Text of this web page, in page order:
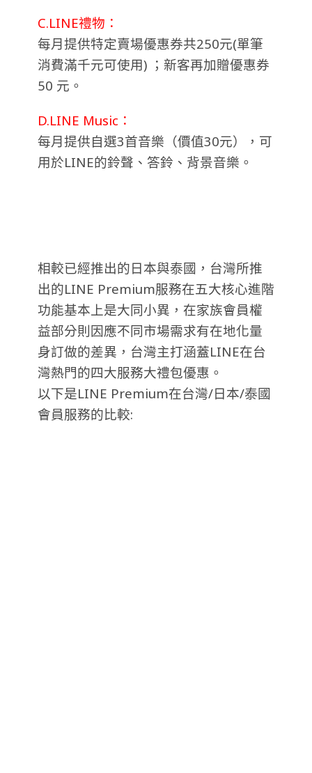
C.LINE禮物：
每月提供特定賣場優惠券共250元(單筆
消費滿千元可使用) ；新客再加贈優惠券
50 元。
D.LINE Music：
每月提供自選3首音樂（價值30元），可
用於LINE的鈴聲、答鈴、背景音樂。
相較已經推出的日本與泰國，台灣所推
出的LINE Premium服務在五大核心進階
功能基本上是大同小異，在家族會員權
益部分則因應不同市場需求有在地化量
身訂做的差異，台灣主打涵蓋LINE在台
灣熱門的四大服務大禮包優惠。
以下是LINE Premium在台灣/日本/泰國
會員服務的比較: